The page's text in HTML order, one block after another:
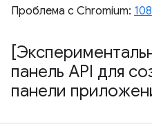
Проблема с Chromium:
панель API для
панели